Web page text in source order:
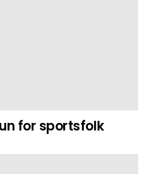
for sportsfolk